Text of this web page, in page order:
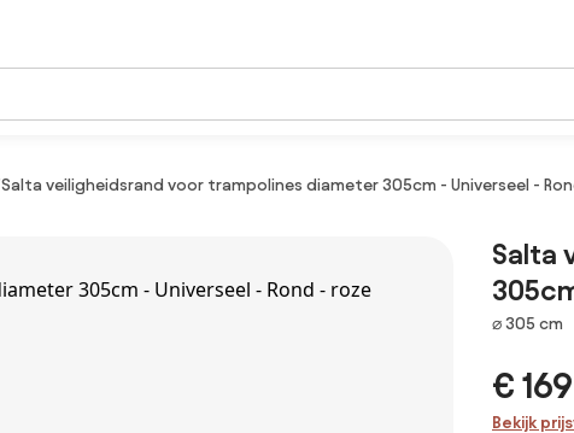
Salta veiligheidsrand voor trampolines diameter 305cm - Universeel -
Salta
Afmetingen
⌀ 305 cm
€ 169
Bekijk